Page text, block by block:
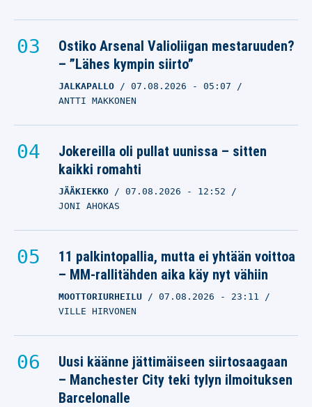
Ostiko Arsenal Valioliigan mestaruuden?
– ”Lähes kympin siirto”
JALKAPALLO 07.08.2026 - 05:07
ANTTI MAKKONEN
Jokereilla oli pullat uunissa – sitten
kaikki romahti
JÄÄKIEKKO 07.08.2026 - 12:52
JONI AHOKAS
11 palkintopallia, mutta ei yhtään voittoa
– MM-rallitähden aika käy nyt vähiin
MOOTTORIURHEILU 07.08.2026 - 23:11
VILLE HIRVONEN
Uusi käänne jättimäiseen siirtosaagaan
– Manchester City teki tylyn ilmoituksen
Barcelonalle